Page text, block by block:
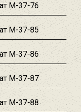
M-37-76
M-37-85
M-37-86
M-37-87
M-37-88